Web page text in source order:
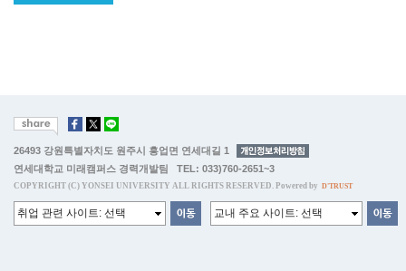
26493 강원특별자치도 원주시 흥업면 연세대길 1
연세대학교 미래캠퍼스 경력개발팀 TEL: 033)760-2651~3
COPYRIGHT (C) YONSEI UNIVERSITY ALL RIGHTS RESERVED. Powered by D'TRUST